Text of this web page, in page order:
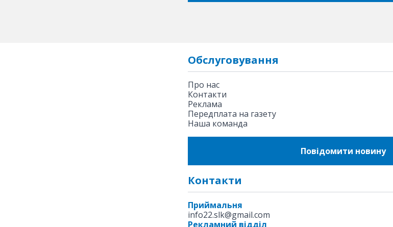
Обслуговування
Про нас
Контакти
Реклама
Передплата на газету
Наша команда
Повідомити новину
Контакти
Приймальня
info22.slk@gmail.com
Рекламний відділ